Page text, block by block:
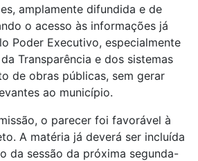
amplamente difundida e de
o acesso às informações já
Poder Executivo, especialmente
Transparência e dos sistemas
de obras públicas, sem gerar
ao município.
o parecer foi favorável à
A matéria já deverá ser incluída
da sessão da próxima segunda-